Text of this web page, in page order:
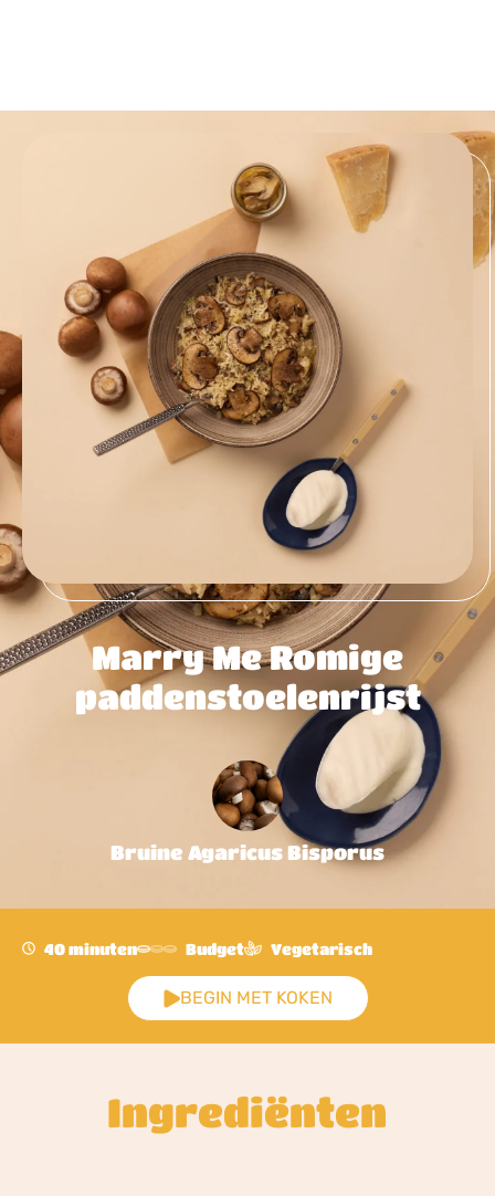
Marry Me Romige
paddenstoelenrijst
Bruine Agaricus Bisporus
40 minuten Budget Vegetarisch
BEGIN MET KOKEN
Ingrediënten